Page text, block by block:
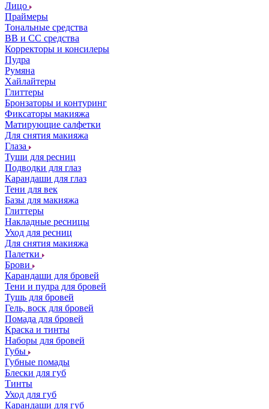
Лицо
Праймеры
Тональные средства
ВВ и СС средства
Корректоры и консилеры
Пудра
Румяна
Хайлайтеры
Глиттеры
Бронзаторы и контуринг
Фиксаторы макияжа
Матирующие салфетки
Для снятия макияжа
Глаза
Туши для ресниц
Подводки для глаз
Карандаши для глаз
Тени для век
Базы для макияжа
Глиттеры
Накладные ресницы
Уход для ресниц
Для снятия макияжа
Палетки
Брови
Карандаши для бровей
Тени и пудра для бровей
Тушь для бровей
Гель, воск для бровей
Помада для бровей
Краска и тинты
Наборы для бровей
Губы
Губные помады
Блески для губ
Тинты
Уход для губ
Карандаши для губ